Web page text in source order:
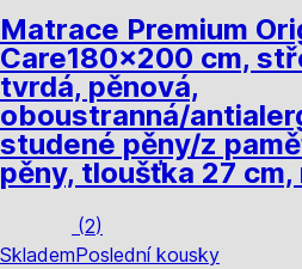
Matrace Premium
Care180x200 cm,
tvrdá, pěnová,
oboustranná/
studené pěny/z
pěny, tloušťka 27
(2)
SklademPoslední kousky